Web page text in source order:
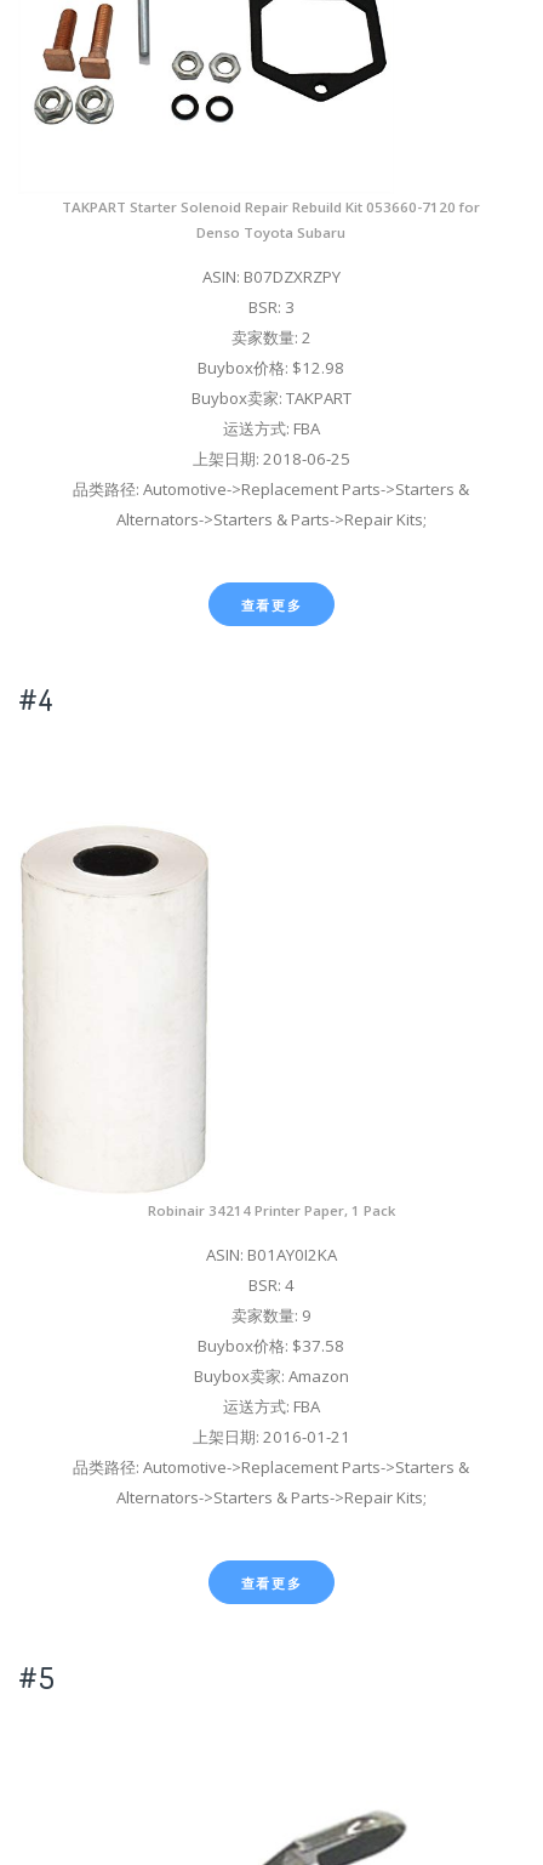
TAKPART Starter Solenoid Repair Rebuild Kit 053660-7120 for
Denso Toyota Subaru
ASIN: B07DZXRZPY
BSR: 3
卖家数量: 2
Buybox价格: $12.98
Buybox卖家: TAKPART
运送方式: FBA
上架日期: 2018-06-25
品类路径: Automotive->Replacement Parts->Starters &
Alternators->Starters & Parts->Repair Kits;
查看更多
#4
Robinair 34214 Printer Paper, 1 Pack
ASIN: B01AY0I2KA
BSR: 4
卖家数量: 9
Buybox价格: $37.58
Buybox卖家: Amazon
运送方式: FBA
上架日期: 2016-01-21
品类路径: Automotive->Replacement Parts->Starters &
Alternators->Starters & Parts->Repair Kits;
查看更多
#5